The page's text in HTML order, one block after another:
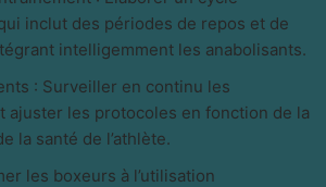
inclut des périodes de repos et de
intelligemment les anabolisants.
: Surveiller en continu les
ajuster les protocoles en fonction de la
la santé de l’athlète.
les boxeurs à l’utilisation